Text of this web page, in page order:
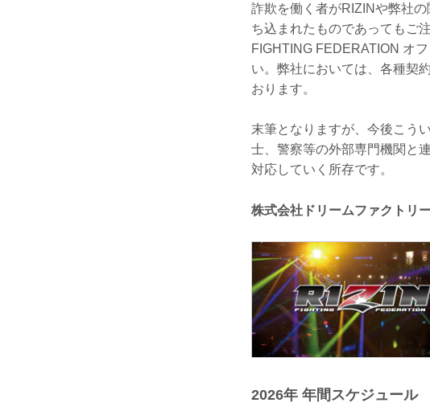
詐欺を働く者がRIZINや弊社
ち込まれたものであってもご
FIGHTING FEDERATION オ
い。弊社においては、各種契
おります。
末筆となりますが、今後こう
士、警察等の外部専門機関と
対応していく所存です。
株式会社ドリームファクトリ
2026年 年間スケジュール